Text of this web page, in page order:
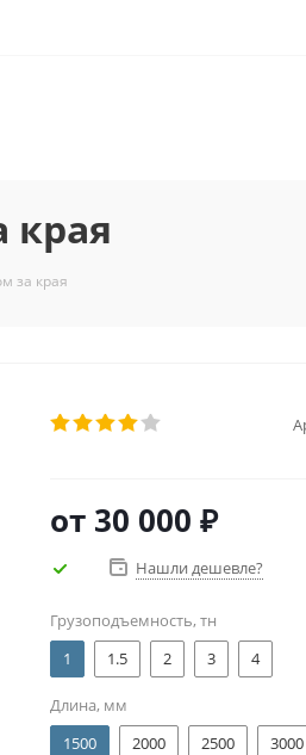
края
за края
от 30 000 ₽
Нашли дешевле?
Грузоподъемность, тн
1
1.5 2 3 4
Длина, мм
1500
2000 2500 3000